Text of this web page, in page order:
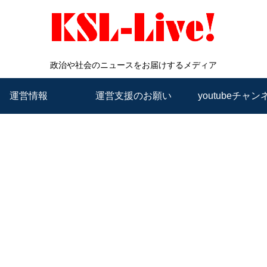
政治や社会のニュースをお届けするメディア
運営情報 運営支援のお願い youtubeチャン